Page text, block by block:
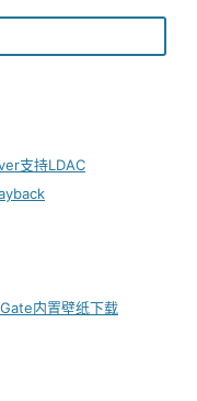
支持LDAC
内置壁纸下载